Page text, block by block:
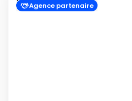
Agence partenaire